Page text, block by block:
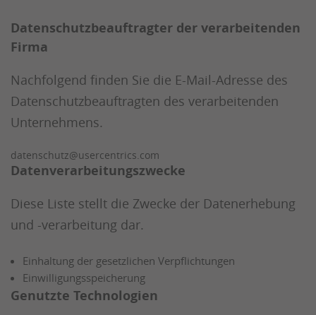
Datenschutzbeauftragter der verarbeitenden
Firma
Nachfolgend finden Sie die E-Mail-Adresse des
Datenschutzbeauftragten des verarbeitenden
Unternehmens.
datenschutz@usercentrics.com
Datenverarbeitungszwecke
Diese Liste stellt die Zwecke der Datenerhebung
und -verarbeitung dar.
Einhaltung der gesetzlichen Verpflichtungen
Einwilligungsspeicherung
Genutzte Technologien